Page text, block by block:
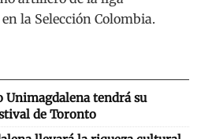
la Selección Colombia.
tendrá su
de Toronto